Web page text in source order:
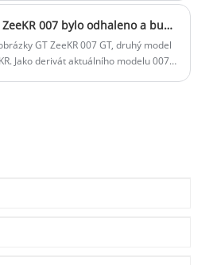
inovacím zámořské značky v
dodávek na poslední míli.
Skutečné vozidlo GT ZeeKR 007 bylo odhaleno a bude standardně přicházet se systémem Haohan Inteligentní jízda 2.0 v celé sestavě.
GT ZeeKR 007 GT, druhý model
Jako derivát aktuálního modelu 007